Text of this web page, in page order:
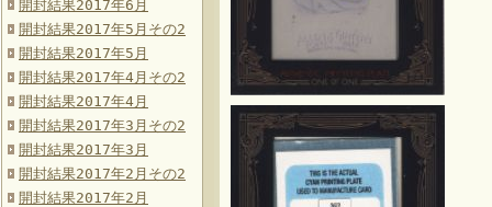
開封結果2017年6月
開封結果2017年5月その2
開封結果2017年5月
開封結果2017年4月その2
開封結果2017年4月
開封結果2017年3月その2
開封結果2017年3月
開封結果2017年2月その2
開封結果2017年2月